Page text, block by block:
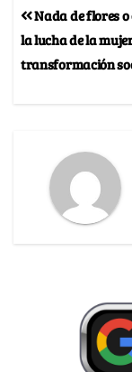
Nada de flores o
la lucha de la
transformación